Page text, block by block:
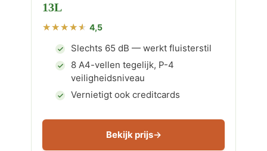
13L
4,5
Slechts 65 dB — werkt fluisterstil
8 A4-vellen tegelijk, P-4
veiligheidsniveau
Vernietigt ook creditcards
Bekijk prijs